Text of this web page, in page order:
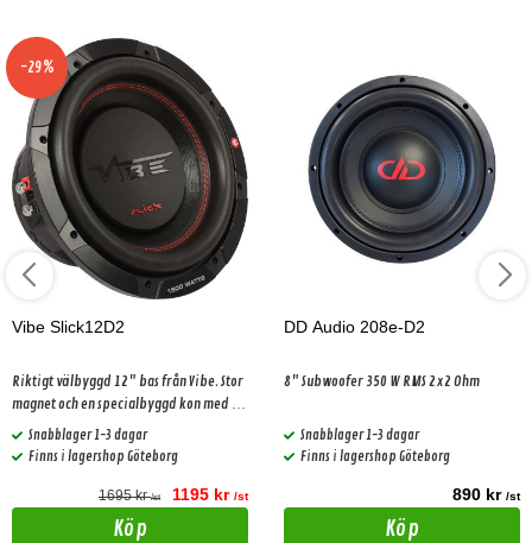
-29%
Vibe Slick12D2
Riktigt välbyggd 12" bas från Vibe. Stor
magnet och en specialbyggd kon med en
dustcap som ökar styrkan i konen.
Snabblager 1-3 dagar
Finns i lagershop Göteborg
1695 kr/st 1195 kr /st
Köp
DD Audio 208e-D2
8" Subwoofer 350 W RMS 2x2 Ohm
Snabblager 1-3 dagar
Finns i lagershop Göteborg
890 kr /st
Köp